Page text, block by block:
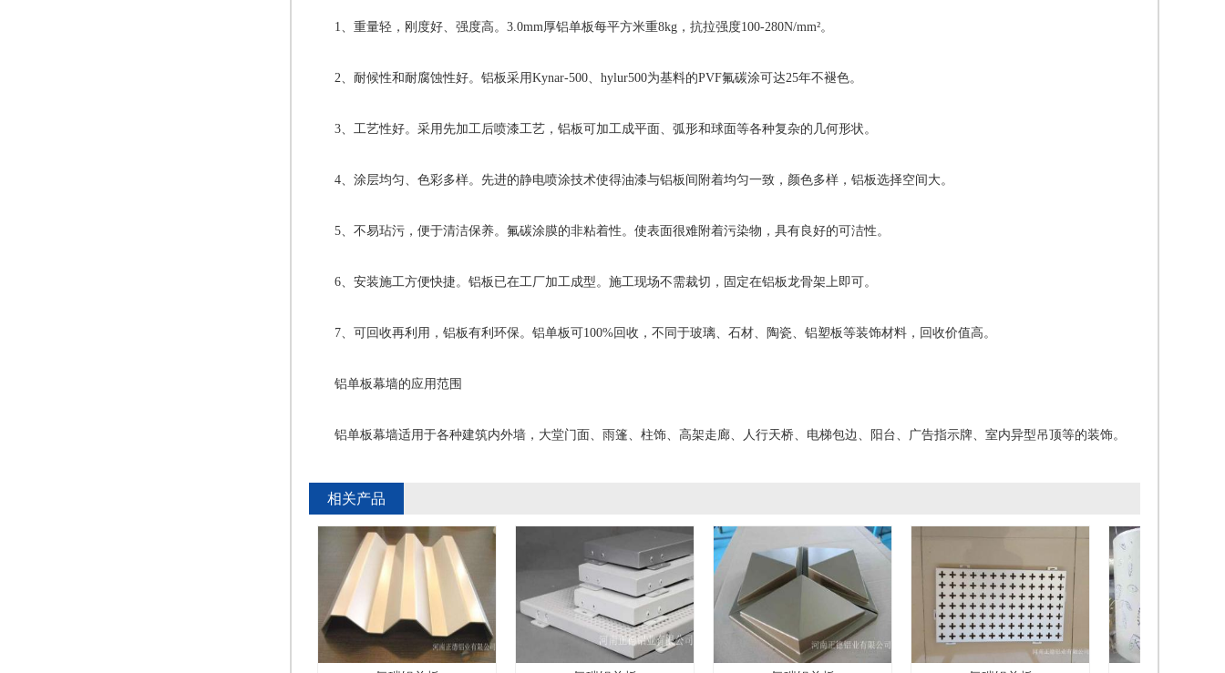
1、重量轻，刚度好、强度高。3.0mm厚铝单板每平方米重8kg，抗拉强度100-280N/mm²。
2、耐候性和耐腐蚀性好。铝板采用Kynar-500、hylur500为基料的PVF氟碳涂可达25年不褪色。
3、工艺性好。采用先加工后喷漆工艺，铝板可加工成平面、弧形和球面等各种复杂的几何形状。
4、涂层均匀、色彩多样。先进的静电喷涂技术使得油漆与铝板间附着均匀一致，颜色多样，铝板选择空间大。
5、不易玷污，便于清洁保养。氟碳涂膜的非粘着性。使表面很难附着污染物，具有良好的可洁性。
6、安装施工方便快捷。铝板已在工厂加工成型。施工现场不需裁切，固定在铝板龙骨架上即可。
7、可回收再利用，铝板有利环保。铝单板可100%回收，不同于玻璃、石材、陶瓷、铝塑板等装饰材料，回收价值高。
铝单板幕墙的应用范围
铝单板幕墙适用于各种建筑内外墙，大堂门面、雨篷、柱饰、高架走廊、人行天桥、电梯包边、阳台、广告指示牌、室内异型吊顶等的装饰。
相关产品